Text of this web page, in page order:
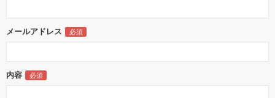
メールアドレス
内容